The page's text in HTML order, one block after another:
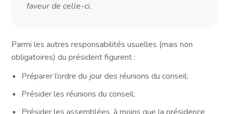
faveur de celle-ci.
Parmi les autres responsabilités usuelles (mais non
obligatoires) du président figurent :
Préparer l’ordre du jour des réunions du conseil;
Présider les réunions du conseil;